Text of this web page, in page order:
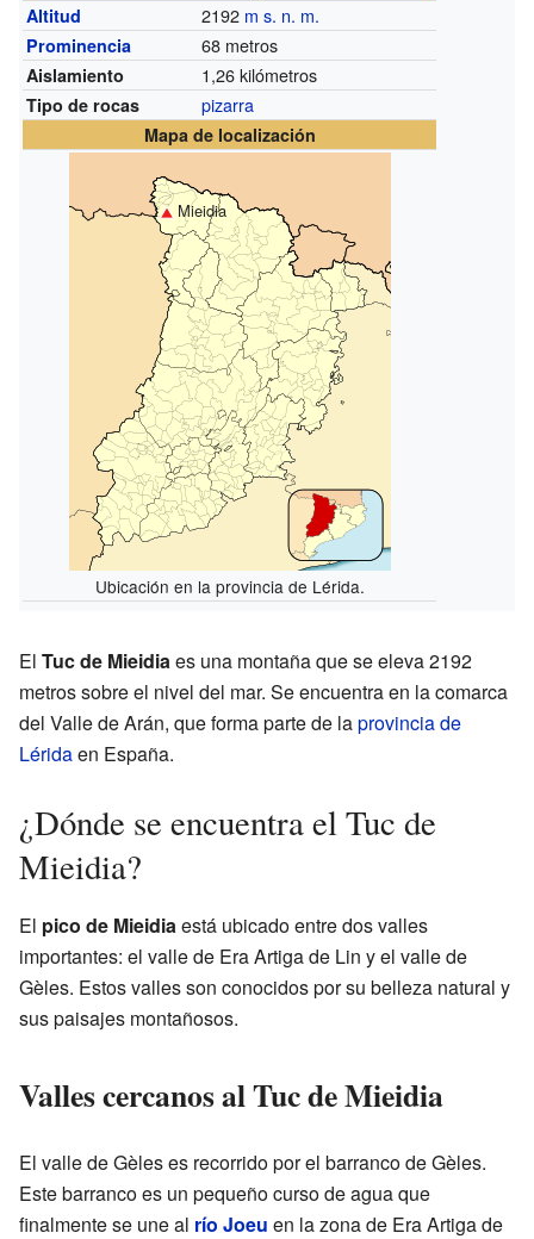
Altitud
2192 m s. n. m.
Prominencia 68 metros
Aislamiento 1,26 kilómetros
Tipo de rocas pizarra
Mapa de localización
Mieidia
Ubicación en la provincia de Lérida.
El Tuc de Mieidiaes una montaña que se eleva 2192
metros sobre el nivel del mar. Se encuentra en la comarca
del Valle de Arán, que forma parte de laprovincia de
Léridaen España.
¿Dónde se encuentra el Tuc de
Mieidia?
El pico de Mieidiaestá ubicado entre dos valles
importantes: el valle de Era Artiga de Lin y el valle de
Gèles. Estos valles son conocidos por su belleza natural y
sus paisajes montañosos.
Valles cercanos al Tuc de Mieidia
El valle de Gèles es recorrido por el barranco de Gèles.
Este barranco es un pequeño curso de agua que
finalmente se une al río Joeu en la zona de Era Artiga de